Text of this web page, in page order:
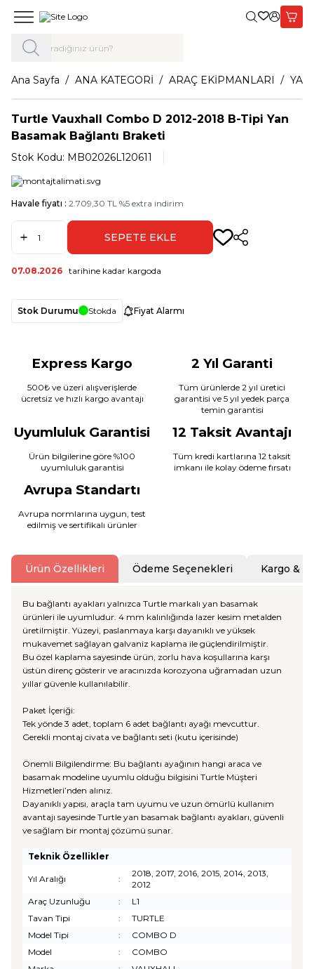
Giriş Yap,
Ana Sayfa ANA KATEGORİ ARAÇ EKİPMANLARI
Turtle Vauxhall Combo D 2012-2018 B-Tipi Yan
Basamak Bağlantı Braketi
Stok Kodu: MB02026L120611
Havale fiyatı : 2.709,30 TL %5 extra indirim
SEPETE EKLE Paylaş
07.08.2026 tarihine kadar kargoda
Stok Durumu Stokda Fiyat Alarmı
Express Kargo
500₺ ve üzeri alışverişlerde
ücretsiz ve hızlı kargo avantajı
2 Yıl Garanti
Tüm ürünlerde 2 yıl üretici
garantisi ve 5 yıl yedek parça
temin garantisi
Uyumluluk Garantisi
Ürün bilgilerine göre %100
uyumluluk garantisi
12 Taksit Avantajı
Tüm kredi kartlarına 12 taksit
imkanı ile kolay ödeme fırsatı
Avrupa Standartı
Avrupa normlarına uygun, test
edilmiş ve sertifikalı ürünler
Ürün Özellikleri Ödeme Seçenekleri Kargo &
Bu bağlantı ayakları yalnızca Turtle markalı yan basamak
ürünleri ile uyumludur. 4 mm kalınlığında lazer kesim metalden
üretilmiştir. Yüzeyi, paslanmaya karşı dayanıklı ve yüksek
mukavemet sağlayan galvaniz kaplama ile güçlendirilmiştir.
Bu özel kaplama sayesinde ürün, zorlu hava koşullarına karşı
üstün direnç gösterir ve aracınızda korozyona uğramadan uzun
yıllar güvenle kullanılabilir.
Paket İçeriği:
Tek yönde 3 adet, toplam 6 adet bağlantı ayağı mevcuttur.
Gerekli montaj civata ve bağlantı seti (kutu içerisinde)
Önemli Bilgilendirme: Bu bağlantı ayağının hangi araca ve
basamak modeline uyumlu olduğu bilgisini Turtle Müşteri
Hizmetleri’nden alınız.
Dayanıklı yapısı, araçla tam uyumu ve uzun ömürlü kullanım
avantajı sayesinde Turtle yan basamak bağlantı ayakları, güvenli
ve sağlam bir montaj çözümü sunar.
Teknik Özellikler
Yıl Aralığı :
2018, 2017, 2016, 2015, 2014, 2013,
2012
Araç Uzunluğu
:
L1
Tavan Tipi
:
TURTLE
Model Tipi
:
COMBO D
Model
:
COMBO